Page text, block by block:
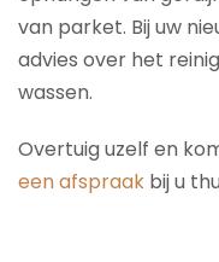
van parket. Bij uw
advies over het
wassen.
Overtuig uzelf en
een afspraak bij u